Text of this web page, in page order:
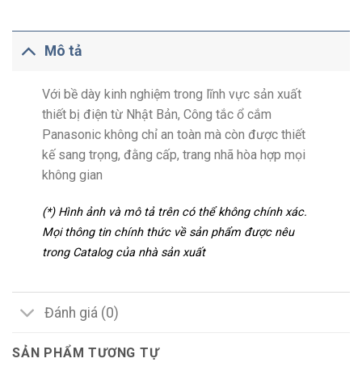
Mô tả
Với bề dày kinh nghiệm trong lĩnh vực sản xuất
thiết bị điện từ Nhật Bản, Công tắc ổ cắm
Panasonic không chỉ an toàn mà còn được thiết
kế sang trọng, đằng cấp, trang nhã hòa hợp mọi
không gian
(*) Hình ảnh và mô tả trên có thể không chính xác.
Mọi thông tin chính thức về sản phẩm được nêu
trong Catalog của nhà sản xuất
Đánh giá (0)
SẢN PHẨM TƯƠNG TỰ